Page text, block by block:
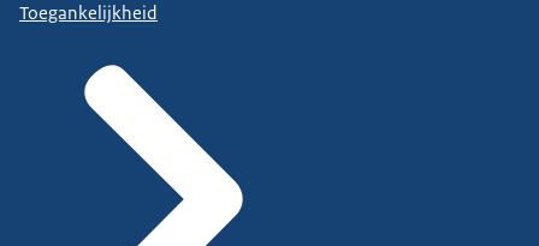
Toegankelijkheid